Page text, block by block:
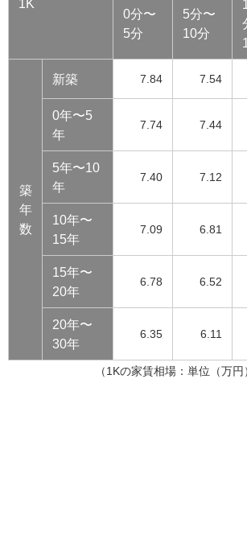
1K
0分〜
5分
5分〜
10分
築
年
数
新築 7.84 7.54
0年〜5
年
7.74 7.44
5年〜10
年
7.40 7.12
10年〜
15年
7.09 6.81
15年〜
20年
6.78 6.52
20年〜
30年
6.35 6.11
（1Kの家賃相場：単位（万円